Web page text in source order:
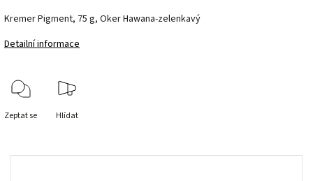
Kremer Pigment, 75 g, Oker Hawana-zelenkavý
Detailní informace
Zeptat se Hlídat